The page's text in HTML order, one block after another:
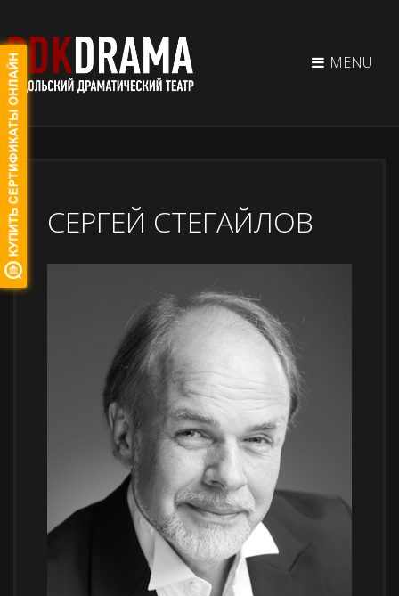
MENU
СЕРГЕЙ СТЕГАЙЛОВ